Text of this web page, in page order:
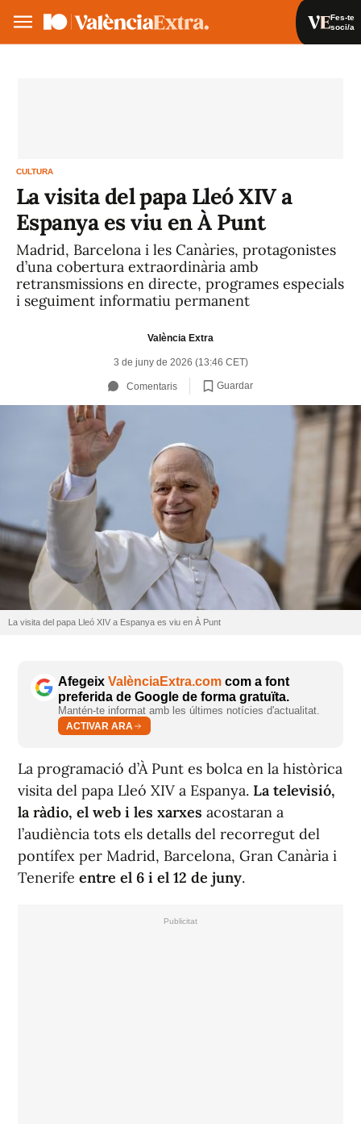
Fes-te
soci/a
CULTURA
La visita del papa Lleó XIV a
Espanya es viu en À Punt
Madrid, Barcelona i les Canàries, protagonistes
d’una cobertura extraordinària amb
retransmissions en directe, programes especials
i seguiment informatiu permanent
València Extra
3 de juny de 2026 (13:46 CET)
Comentaris Guardar
La visita del papa Lleó XIV a Espanya es viu en À Punt
Afegeix ValènciaExtra.com com a font
preferida de Google de forma gratuïta.
Mantén-te informat amb les últimes notícies d'actualitat.
ACTIVAR ARA
La programació d’À Punt es bolca en la històrica
visita del papa Lleó XIV a Espanya. La televisió,
la ràdio, el web i les xarxes acostaran a
l’audiència tots els detalls del recorregut del
pontífex per Madrid, Barcelona, Gran Canària i
Tenerife entre el 6 i el 12 de juny.